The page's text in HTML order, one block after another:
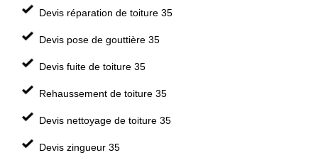
Devis réparation de toiture 35
Devis pose de gouttière 35
Devis fuite de toiture 35
Rehaussement de toiture 35
Devis nettoyage de toiture 35
Devis zingueur 35